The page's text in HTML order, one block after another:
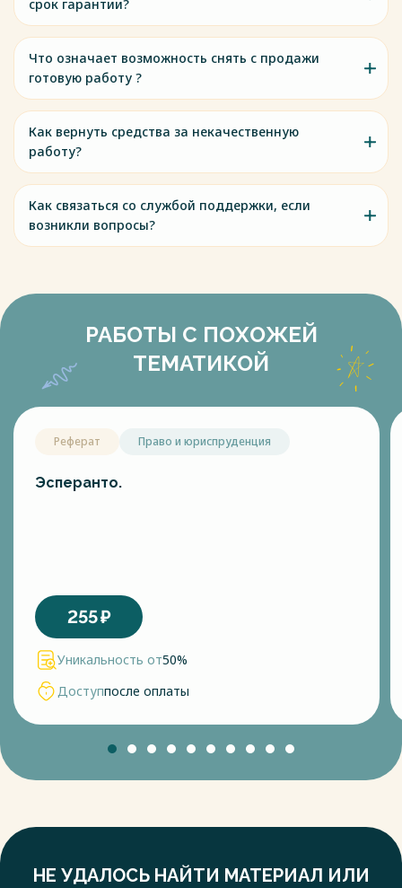
срок гарантии?
Что означает возможность снять с продажи
готовую работу ?
Как вернуть средства за некачественную
работу?
Как связаться со службой поддержки, если
возникли вопросы?
РАБОТЫ С ПОХОЖЕЙ
ТЕМАТИКОЙ
Реферат Право и юриспруденция
Эсперанто.
255₽
Уникальность от50%
Доступпосле оплаты
НЕ УДАЛОСЬ НАЙТИ МАТЕРИАЛ ИЛИ